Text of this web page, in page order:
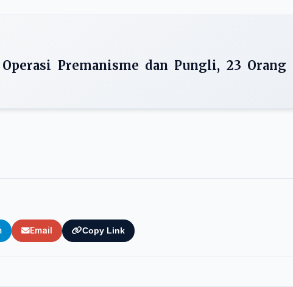
Premanisme dan Pungli, 23 Orang
Email Copy Link